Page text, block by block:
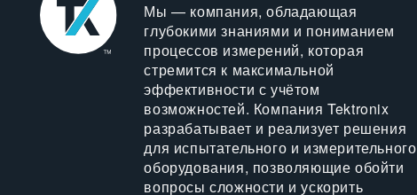
Мы — компания, обладающая
глубокими знаниями и пониманием
процессов измерений, которая
стремится к максимальной
эффективности с учётом
возможностей. Компания Tektronix
разрабатывает и реализует решения
для испытательного и измерительного
оборудования, позволяющие обойти
вопросы сложности и ускорить